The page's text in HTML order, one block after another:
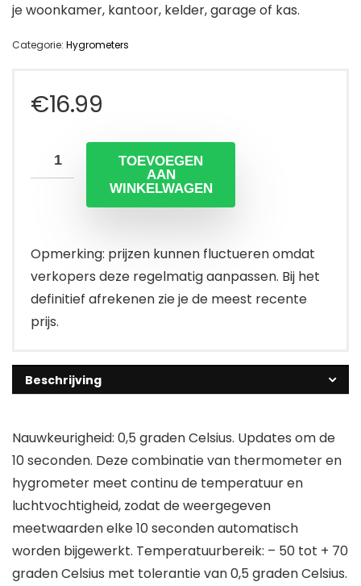
je woonkamer, kantoor, kelder, garage of kas.
Categorie: Hygrometers
€16.99
TOEVOEGEN
AAN
WINKELWAGEN
Opmerking: prijzen kunnen fluctueren omdat
verkopers deze regelmatig aanpassen. Bij het
definitief afrekenen zie je de meest recente
prijs.
Beschrijving
Nauwkeurigheid: 0,5 graden Celsius. Updates om de
10 seconden. Deze combinatie van thermometer en
hygrometer meet continu de temperatuur en
luchtvochtigheid, zodat de weergegeven
meetwaarden elke 10 seconden automatisch
worden bijgewerkt. Temperatuurbereik: – 50 tot + 70
graden Celsius met tolerantie van 0,5 graden Celsius.